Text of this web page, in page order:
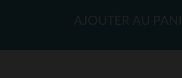
AJOUTER AU